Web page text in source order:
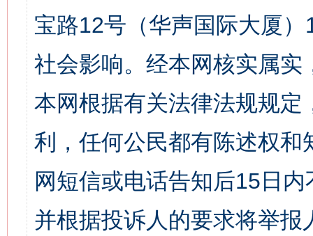
宝路12号（华声国际大厦
社会影响。经本网核实属
本网根据有关法律法规规
利，任何公民都有陈述权
网短信或电话告知后15日
并根据投诉人的要求将举